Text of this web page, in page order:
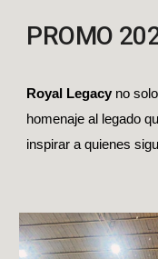
PROMO
Royal Legacy no
homenaje al legado
inspirar a quienes